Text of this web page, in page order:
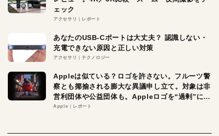
ェック
アクセサリ レポート
あなたのUSB-Cポートは大丈夫？ 認識しない・
充電できない原因と正しい対策
アクセサリ テクノロジー
Appleは似ている？ロゴを許さない。フルーツ警
察とも揶揄される膨大な異議申し立て。対象は非
営利団体や公益団体も。Appleロゴを“過剰”に守
る理由とは
Apple レポート